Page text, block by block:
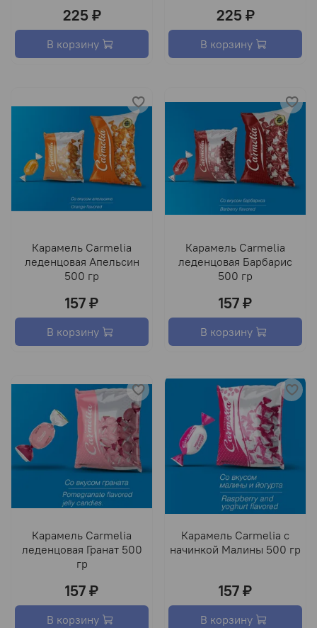
225 ₽
В корзину
225 ₽
В корзину
Карамель Carmelia
леденцовая Апельсин
500 гр
157 ₽
В корзину
Карамель Carmelia
леденцовая Барбарис
500 гр
157 ₽
В корзину
Карамель Carmelia
леденцовая Гранат 500
гр
157 ₽
В корзину
Карамель Carmelia с
начинкой Малины 500 гр
157 ₽
В корзину